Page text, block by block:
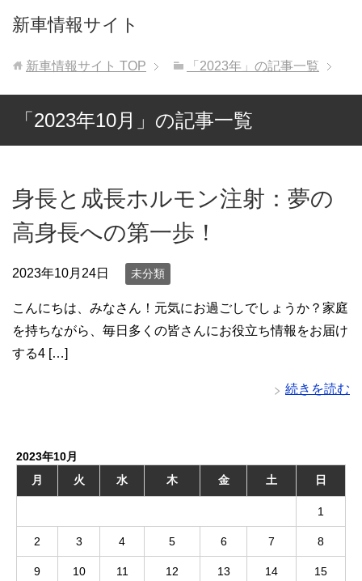
新車情報サイト
新車情報サイト TOP 「2023年」の記事一覧
「2023年10月」の記事一覧
身長と成長ホルモン注射：夢の
高身長への第一歩！
2023年10月24日 未分類
こんにちは、みなさん！元気にお過ごしでしょうか？家庭
を持ちながら、毎日多くの皆さんにお役立ち情報をお届け
する4 […]
続きを読む
2023年10月
月
火 水 木 金 土 日
1
2 3 4 5 6 7 8
9 10 11 12 13 14 15